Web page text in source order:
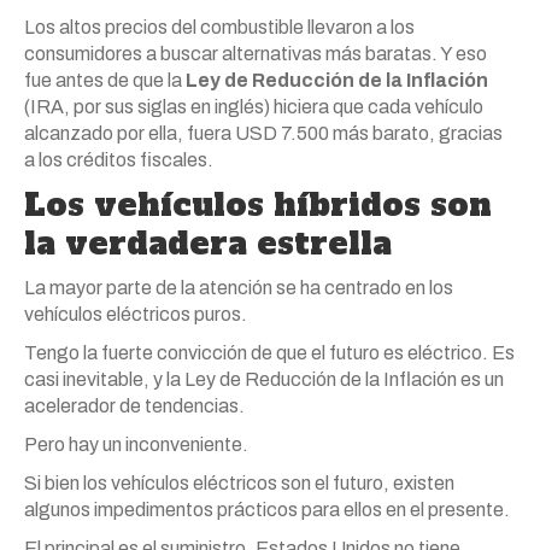
Los altos precios del combustible llevaron a los
consumidores a buscar alternativas más baratas. Y eso
fue antes de que la Ley de Reducción de la Inflación
(IRA, por sus siglas en inglés) hiciera que cada vehículo
alcanzado por ella, fuera USD 7.500 más barato, gracias
a los créditos fiscales.
Los vehículos híbridos son
la verdadera estrella
La mayor parte de la atención se ha centrado en los
vehículos eléctricos puros.
Tengo la fuerte convicción de que el futuro es eléctrico. Es
casi inevitable, y la Ley de Reducción de la Inflación es un
acelerador de tendencias.
Pero hay un inconveniente.
Si bien los vehículos eléctricos son el futuro, existen
algunos impedimentos prácticos para ellos en el presente.